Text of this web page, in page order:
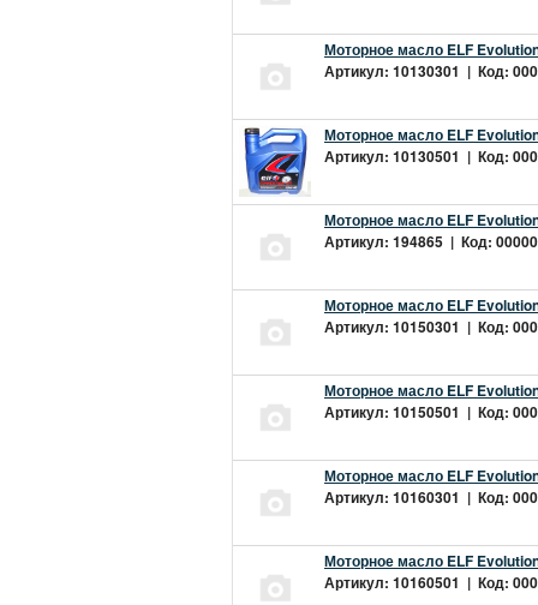
Моторное масло ELF
Артикул: 10130301 | Код:
Моторное масло ELF
Артикул: 10130501 | Код:
Моторное масло ELF
Артикул: 194865 | Код:
Моторное масло ELF
Артикул: 10150301 | Код:
Моторное масло ELF
Артикул: 10150501 | Код:
Моторное масло ELF
Артикул: 10160301 | Код:
Моторное масло ELF
Артикул: 10160501 | Код: